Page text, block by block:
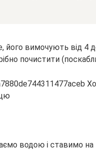
його вимочують від 4
почистити
водою і ставимо